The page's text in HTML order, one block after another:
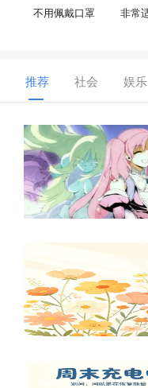
不用佩戴口罩 非常
推荐 社会 娱乐